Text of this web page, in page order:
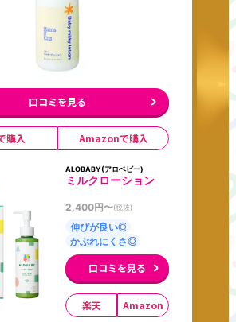
口コミを見る
購入 Amazonで購入
ALOBABY(アロベビー)
ミルクローション
2,400円〜(税抜)
伸びが良い◎
かぶれにくさ◎
口コミを見る
楽天 Amazon